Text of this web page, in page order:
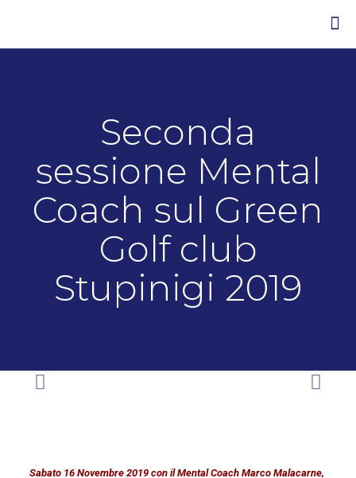
Seconda
sessione Mental
Coach sul Green
Golf club
Stupinigi 2019
Sabato 16 Novembre 2019 con il Mental Coach Marco Malacarne,